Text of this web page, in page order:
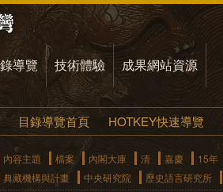
導覽 技術體驗 成果網站資源
目錄導覽首頁 HOTKEY快速導覽
內容主題 檔案 內閣大庫 清 嘉慶 15年
典藏機構與計畫 中央研究院 歷史語言研究所